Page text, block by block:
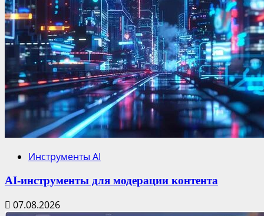
Инструменты AI
AI-инструменты для модерации контента
07.08.2026